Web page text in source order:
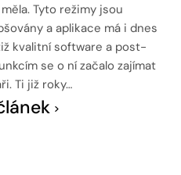
Tyto režimy jsou
a aplikace má i dnes
kvalitní software a post-
se o ní začalo zajímat
Ti již roky…